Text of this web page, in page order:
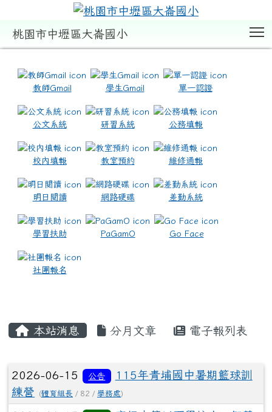
桃園市中壢區大崙國小
教師Gmail 學生Gmail 單一認證
公文系統 研習系統 公務填報
校內填報 教室預約 維修通報
明日閱讀 網路硬碟 差勤系統
學習扶助 PaGamO Go Face
社團報名
本站消息 分月文章 電子報列表
文章列表
2026-06-15 公告
115年青埔國中暑期籃球訓
練營
(體育組長 / 82 / 學務處)